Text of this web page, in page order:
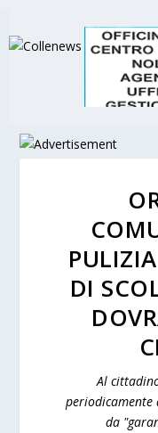
DI
Al
periodicamente
da